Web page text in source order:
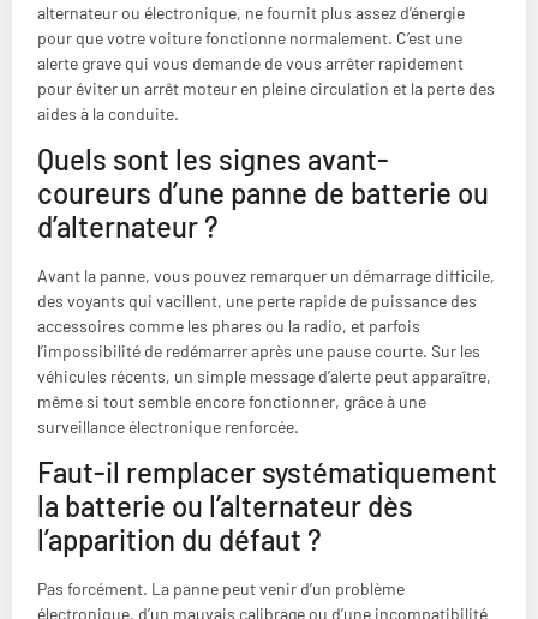
alternateur ou électronique, ne fournit plus assez d’énergie
pour que votre voiture fonctionne normalement. C’est une
alerte grave qui vous demande de vous arrêter rapidement
pour éviter un arrêt moteur en pleine circulation et la perte des
aides à la conduite.
Quels sont les signes avant-
coureurs d’une panne de batterie ou
d’alternateur ?
Avant la panne, vous pouvez remarquer un démarrage difficile,
des voyants qui vacillent, une perte rapide de puissance des
accessoires comme les phares ou la radio, et parfois
l’impossibilité de redémarrer après une pause courte. Sur les
véhicules récents, un simple message d’alerte peut apparaître,
même si tout semble encore fonctionner, grâce à une
surveillance électronique renforcée.
Faut-il remplacer systématiquement
la batterie ou l’alternateur dès
l’apparition du défaut ?
Pas forcément. La panne peut venir d’un problème
électronique, d’un mauvais calibrage ou d’une incompatibilité